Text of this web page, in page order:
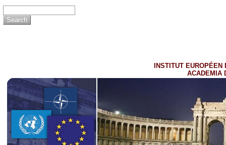
INSTITUT EUROPÉEN
ACADEMIA